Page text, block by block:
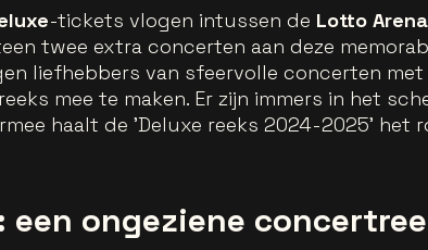
-tickets vlogen intussen de Lotto Arena
twee extra concerten aan deze
liefhebbers van sfeervolle concerten
mee te maken. Er zijn immers in het
haalt de 'Deluxe reeks 2024-2025' het
een ongeziene